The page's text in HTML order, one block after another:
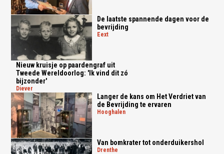
De laatste spannende dagen voor de
bevrijding
eext
Nieuw kruisje op paardengraf uit
Tweede Wereldoorlog: 'Ik vind dit zó
bijzonder'
diever
Langer de kans om Het Verdriet van
de Bevrijding te ervaren
hooghalen
Van bomkrater tot onderduikershol
drenthe